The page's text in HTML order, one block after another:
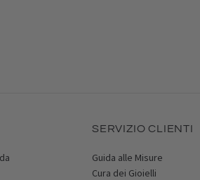
SERVIZIO CLIENTI
Guida alle Misure
Cura dei Gioielli